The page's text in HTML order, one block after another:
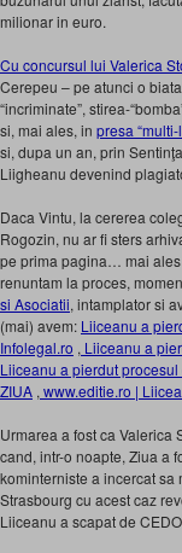
milionar in euro.
Cu concursul lui Valerica
Cerepeu – pe atunci o
“incriminate”, stirea-
si, mai ales, in presa
si, dupa un an, prin
Liigheanu devenind
Daca Vintu, la cererea
Rogozin, nu ar fi sters
pe prima pagina… mai ales
renuntam la proces,
si Asociatii, intamplator si
(mai) avem: Liiceanu a
Infolegal.ro , Liiceanu a
Liiceanu a pierdut
ZIUA , www.editie.ro |
Urmarea a fost ca
cand, intr-o noapte, Ziua a
kominterniste a incercat sa
Strasbourg cu acest caz
Liiceanu a scapat de